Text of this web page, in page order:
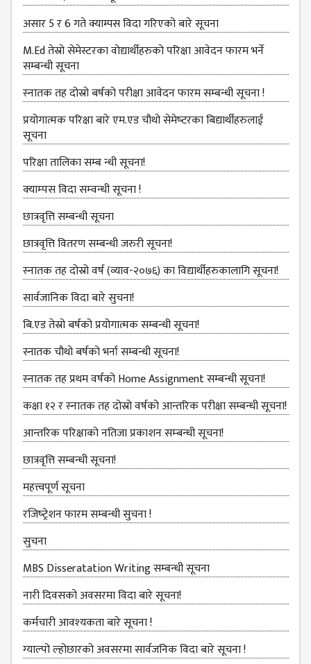
PROGRAMS
& POLICIES
FEE
STRUCTURE
METHODS &
TECHNIQUES
RULES &
REGULATION
KMC INTAKE
CAPACITY
RESULT
REPORTS &
PUBLICATION
AUDIT
REPORT
ANNUAL
REPORT
TRACER
STUDY
REPORT
JOURNAL &
BULLETIN
BROCHURE
PROSPECTUS
CURRICULUM &
SYLLABUS
MANAGEMENT(BBS)
BBS FIRST YEAR
BBS SECOND YEAR
BBS THIRD YEAR
असार 5 र 6 गते क्याम्पस विदा गरिएको बारे सूचना
M.Ed तेस्रो सेमेस्टरका वोद्यार्थीहरुको परिक्षा आवेदन फारम भर्ने
सम्बन्धी सूचना
स्‍नातक तह दोस्रो बर्षको परीक्षा आवेदन फारम सम्बन्धी सूचना !
प्रयोगात्मक परिक्षा बारे एम.एड चौथो सेमेष्‍टरका बिद्यार्थीहरुलाई
सूचना
परिक्षा तालिका सम्ब न्धी सूचना!
क्‍याम्‍पस विदा सम्‍वन्‍धी सूचना !
छात्रवृत्ति सम्बन्धी सूचना
छात्रवृत्ति वितरण सम्बन्धी जरुरी सूचना!
स्‍नातक तह दोस्रो वर्ष (व्याव-२०७६) का विद्यार्थीहरुकालागि सूचना!
सार्वजानिक विदा बारे सुचना!
बि.एड तेस्रो बर्षको प्रयोगात्मक सम्बन्धी सूचना!
स्नातक चौथो बर्षको भर्ना सम्बन्धी सूचना!
स्‍नातक तह प्रथम वर्षको Home Assignment सम्बन्धी सूचना!
कक्षा १२ र स्‍नातक तह दोस्रो वर्षको आन्‍तरिक परीक्षा सम्बन्‍धी सूचना!
आन्‍तरिक परिक्षाको नतिजा प्रकाशन सम्‍बन्‍धी सूचना!
छात्रवृत्ति सम्बन्‍धी सूचना!
महत्त्वपूर्ण सूचना
रजिष्‍ट्रेशन फारम सम्बन्धी सुचना !
सुचना
MBS Disseratation Writing सम्बन्‍धी सूचना
नारी दिवसको अवसरमा विदा बारे सूचना!
कर्मचारी आवश्‍यकता बारे सूचना !
ग्‍याल्‍पो ल्‍होछारको अवसरमा सार्वजनिक विदा बारे सूचना !